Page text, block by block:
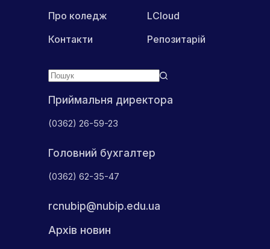
Приймальня директора
(0362) 26-59-23
Головний бухгалтер
(0362) 62-35-47
rcnubip@nubip.edu.ua
Архів новин
Про коледж
Контакти
LCloud
Репозитарій